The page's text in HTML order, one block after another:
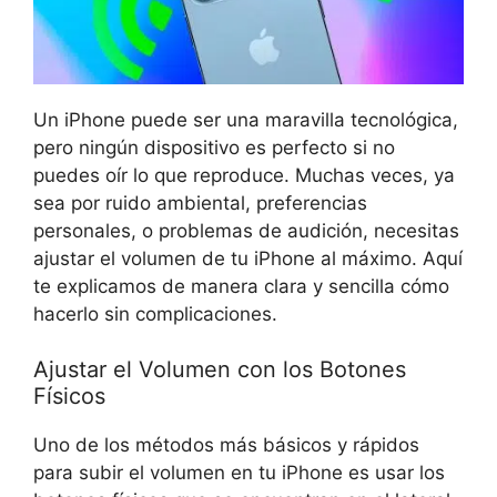
Un iPhone puede ser ⁣una maravilla tecnológica,
pero ningún dispositivo es perfecto si‍ no
puedes oír lo que reproduce. Muchas veces, ⁤ya
sea por ruido ambiental, preferencias
personales,⁣ o problemas de audición, necesitas
ajustar el volumen de tu iPhone al máximo. Aquí
te explicamos de manera ‍clara y sencilla cómo
hacerlo sin complicaciones.
Ajustar el Volumen con los Botones
Físicos
Uno de los métodos más ‌básicos y rápidos
para subir el ​volumen en tu iPhone es usar ‌los